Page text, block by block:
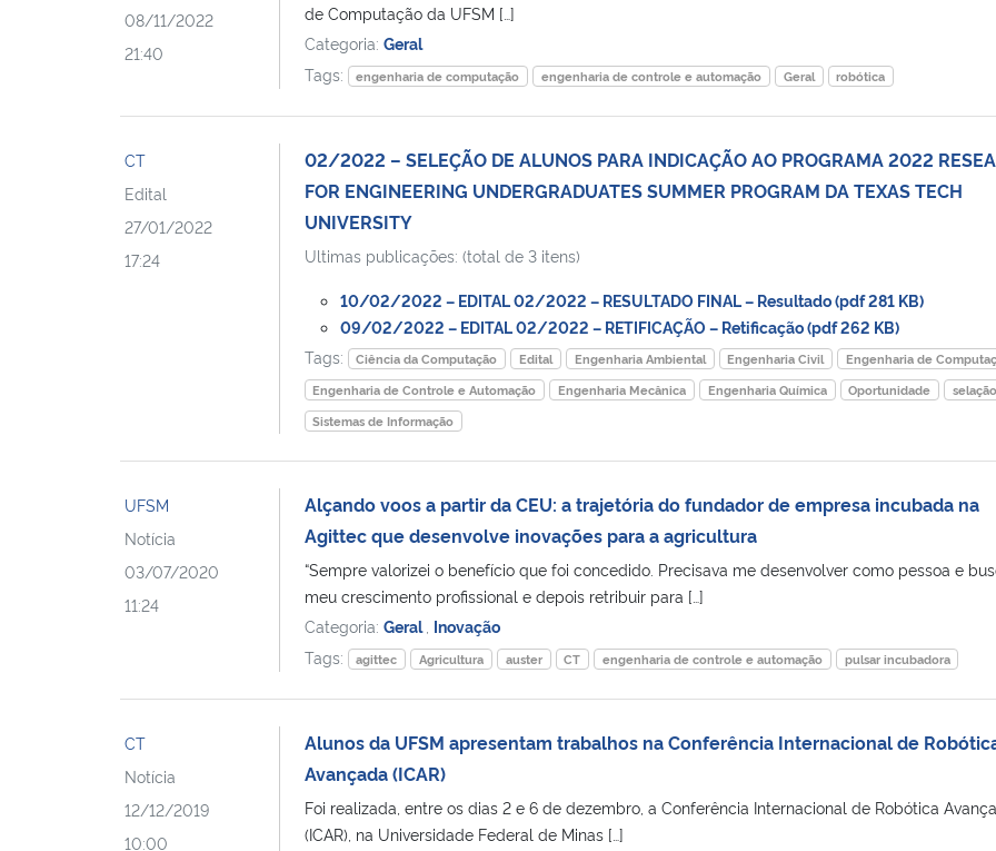
08/11/2022
21:40
de Computação da UFSM […]
Categoria: Geral
Tags:
engenharia de computação engenharia de controle e automação Geral robótica
CT
Edital
27/01/2022
17:24
02/2022 – SELEÇÃO DE ALUNOS PARA INDICAÇÃO AO PROGRAMA 2022
FOR ENGINEERING UNDERGRADUATES SUMMER PROGRAM DA TEXAS TECH
UNIVERSITY
Ultimas publicações: (total de 3 itens)
10/02/2022 – EDITAL 02/2022 – RESULTADO FINAL – Resultado (pdf 281 KB)
09/02/2022 – EDITAL 02/2022 – RETIFICAÇÃO – Retificação (pdf 262 KB)
Tags:
Ciência da Computação Edital Engenharia Ambiental Engenharia Civil
Engenharia de
Engenharia de Controle e Automação
Engenharia Mecânica Engenharia Química Oportunidade
selação
Sistemas de Informação
UFSM
Notícia
03/07/2020
11:24
Alçando voos a partir da CEU: a trajetória do fundador de empresa incubada na
Agittec que desenvolve inovações para a agricultura
“Sempre valorizei o benefício que foi concedido. Precisava me desenvolver como pessoa e
meu crescimento profissional e depois retribuir para […]
Categoria: Geral
Inovação
Tags:
agittec Agricultura auster CT engenharia de controle e automação pulsar incubadora
CT
Notícia
12/12/2019
10:00
Alunos da UFSM apresentam trabalhos na Conferência Internacional de
Avançada (ICAR)
Foi realizada, entre os dias 2 e 6 de dezembro, a Conferência Internacional de Robótica
(ICAR), na Universidade Federal de Minas […]